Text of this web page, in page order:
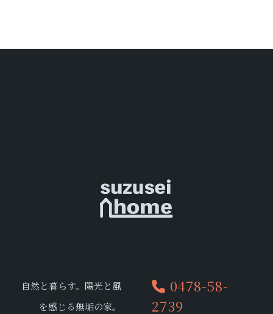
自然と暮らす。陽光と風
を感じる無垢の家。
0478-58-
2739